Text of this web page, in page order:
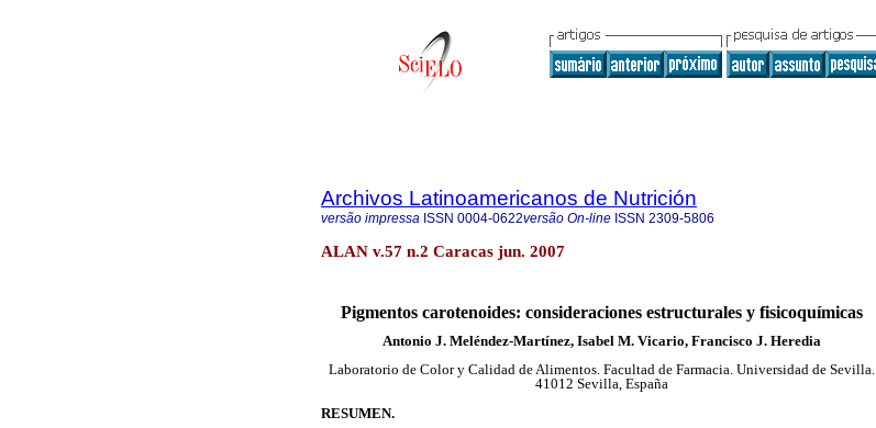
Archivos Latinoamericanos de Nutrición
versão impressa ISSN 0004-0622versão On-line ISSN 2309-5806
ALAN v.57 n.2 Caracas jun. 2007
Pigmentos carotenoides: consideraciones estructurales y fisicoquímicas
Antonio J. Meléndez-Martínez, Isabel M. Vicario, Francisco J. Heredia
Laboratorio de Color y Calidad de Alimentos. Facultad de Farmacia. Universidad de Sevilla.
41012 Sevilla, España
RESUMEN.